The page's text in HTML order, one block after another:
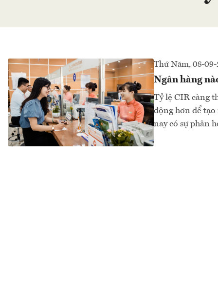
Thứ Năm, 08-09-
Ngân hàng
Tỷ lệ CIR càng
động hơn để
nay có sự phân